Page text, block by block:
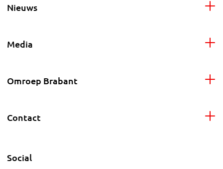
Nieuws
Media
Omroep Brabant
Contact
Social